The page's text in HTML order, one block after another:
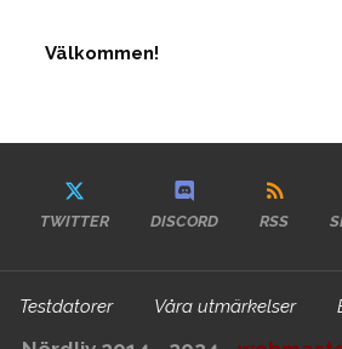
Välkommen!
TWITTER DISCORD RSS
Testdatorer Våra utmärkelser